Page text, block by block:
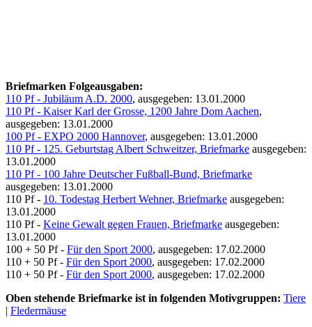
Briefmarken Folgeausgaben:
110 Pf - Jubiläum A.D. 2000, ausgegeben: 13.01.2000
110 Pf - Kaiser Karl der Grosse, 1200 Jahre Dom Aachen,
ausgegeben: 13.01.2000
100 Pf - EXPO 2000 Hannover, ausgegeben: 13.01.2000
110 Pf - 125. Geburtstag Albert Schweitzer, Briefmarke ausgegeben:
13.01.2000
110 Pf - 100 Jahre Deutscher Fußball-Bund, Briefmarke
ausgegeben: 13.01.2000
110 Pf - 10. Todestag Herbert Wehner, Briefmarke ausgegeben:
13.01.2000
110 Pf - Keine Gewalt gegen Frauen, Briefmarke ausgegeben:
13.01.2000
100 + 50 Pf - Für den Sport 2000, ausgegeben: 17.02.2000
110 + 50 Pf - Für den Sport 2000, ausgegeben: 17.02.2000
110 + 50 Pf - Für den Sport 2000, ausgegeben: 17.02.2000
Oben stehende Briefmarke ist in folgenden Motivgruppen: Tiere
| Fledermäuse